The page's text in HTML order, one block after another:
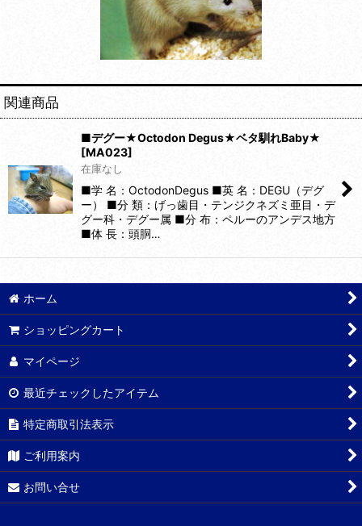
関連商品
■デグー★Octodon Degus★ベタ馴れBaby★
[MA023]
在庫なし
■学 名：OctodonDegus ■英 名：DEGU（デグ
ー） ■分 類：げっ歯目・テンジクネズミ亜目・デ
グー科・デグー属 ■分 布：ペルーのアンデス地方
■体 長：頭胴…
ホーム
ショッピングカート
マイページ
最近チェックしたアイテム
特定商取引法表示
ご利用案内
お問い合せ